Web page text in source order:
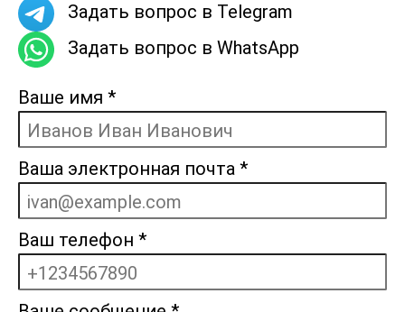
Задать вопрос в Telegram
Задать вопрос в WhatsApp
Ваше имя *
Ваша электронная почта *
Ваш телефон *